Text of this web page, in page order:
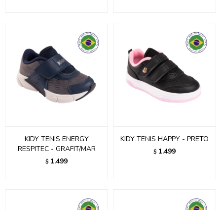
KIDY TENIS ENERGY
RESPITEC - GRAFIT/MAR
$ 1.499
KIDY TENIS HAPPY - PRETO
$ 1.499